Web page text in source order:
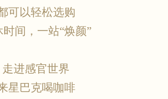
可以轻松选购
时间，一站“焕颜”
走进感官世界
星巴克喝咖啡